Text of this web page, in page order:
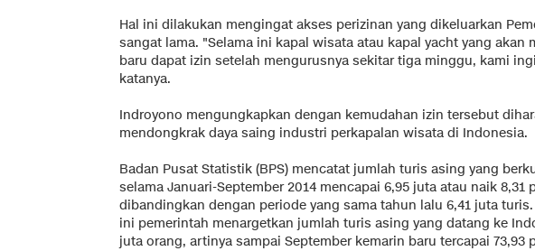
Hal ini dilakukan mengingat akses perizinan yang dikeluarkan
sangat lama. "Selama ini kapal wisata atau kapal yacht yang akan
baru dapat izin setelah mengurusnya sekitar tiga minggu, kami
katanya.
Indroyono mengungkapkan dengan kemudahan izin tersebut
mendongkrak daya saing industri perkapalan wisata di Indonesia.
Badan Pusat Statistik (BPS) mencatat jumlah turis asing yang
selama Januari-September 2014 mencapai 6,95 juta atau naik 8,31
dibandingkan dengan periode yang sama tahun lalu 6,41 juta
ini pemerintah menargetkan jumlah turis asing yang datang ke
juta orang, artinya sampai September kemarin baru tercapai 73,93